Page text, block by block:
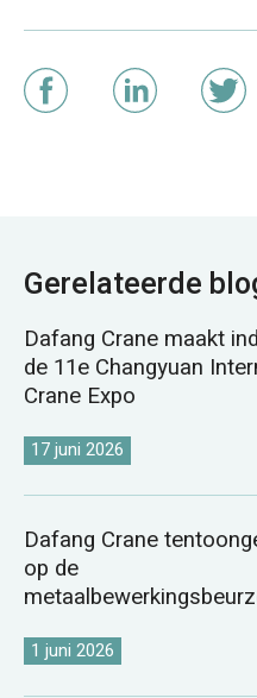
Gerelateerde
Dafang Crane maakt
de 11e Changyuan
Crane Expo
17 juni 2026
Dafang Crane
op de
2026.
1 juni 2026